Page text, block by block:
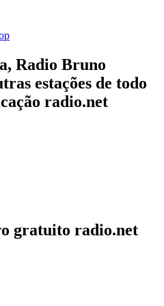
Radio Bruno
estações de todo
radio.net
gratuito radio.net